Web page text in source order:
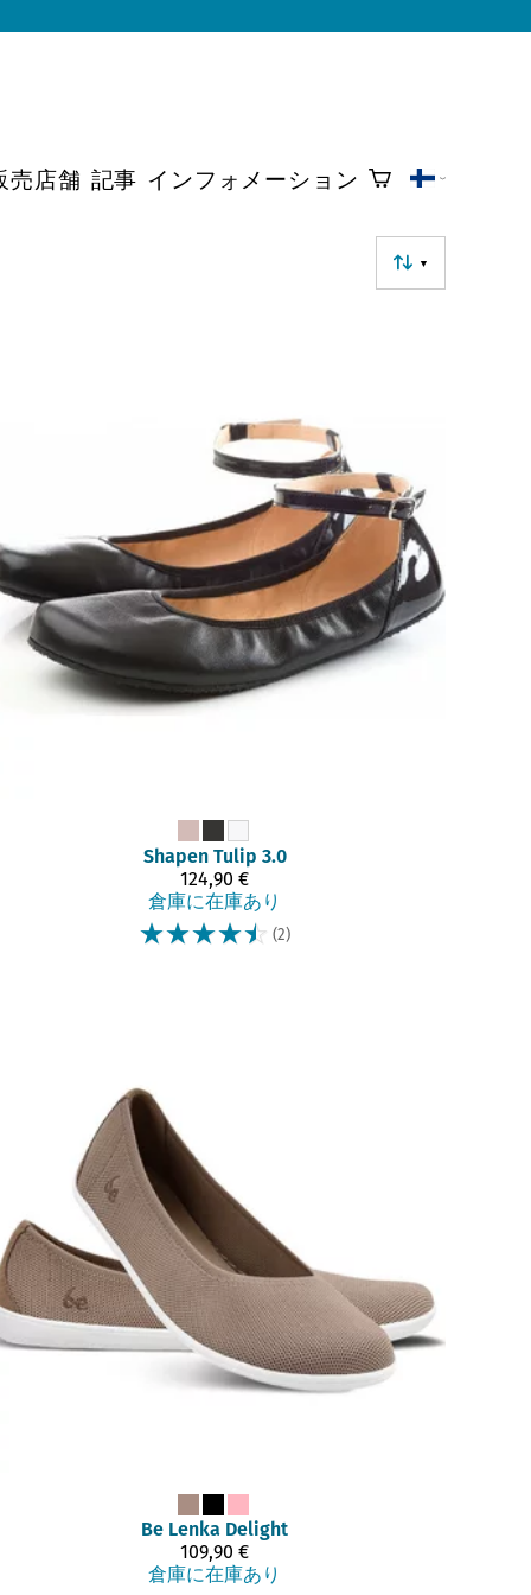
売店舗 記事 インフォメーション
▼
Shapen Tulip 3.0
124,90 €
倉庫に在庫あり
☆☆☆☆☆ (2)
Be Lenka Delight
109,90 €
倉庫に在庫あり